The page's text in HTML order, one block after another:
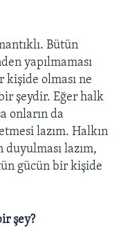
Bütün
yapılmaması
olması ne
şeydir. Eğer halk
onların da
lazım. Halkın
lazım,
gücün bir kişide
şey?